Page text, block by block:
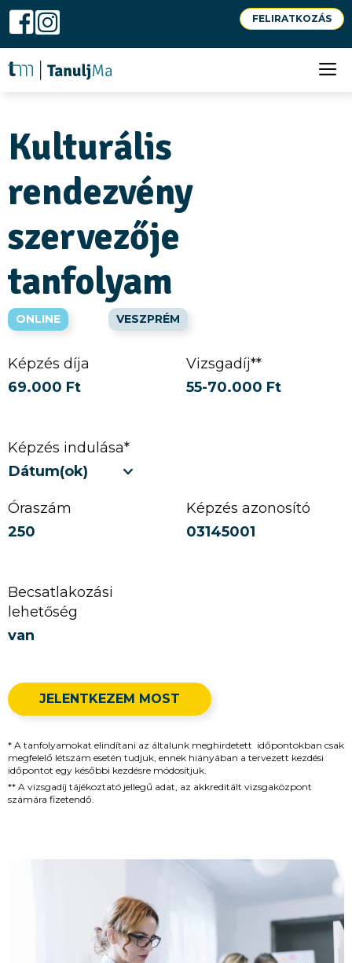
Kilépés
FELIRATKOZÁS
Kulturális
rendezvény
szervezője
tanfolyam
ONLINE VESZPRÉM
Képzés díja
69.000 Ft
Vizsgadíj**
55-70.000 Ft
Képzés indulása*
Dátum(ok)
Óraszám
250
Képzés azonosító
03145001
Becsatlakozási
lehetőség
van
JELENTKEZEM MOST
* A tanfolyamokat elindítani az általunk meghirdetett időpontokban csak
megfelelő létszám esetén tudjuk, ennek hiányában a tervezett kezdési
időpontot egy későbbi kezdésre módosítjuk.
** A vizsgadíj tájékoztató jellegű adat, az akkreditált vizsgaközpont
számára fizetendő.